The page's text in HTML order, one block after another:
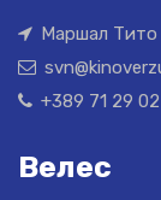
Маршал Тито
+389 71 29
Велес